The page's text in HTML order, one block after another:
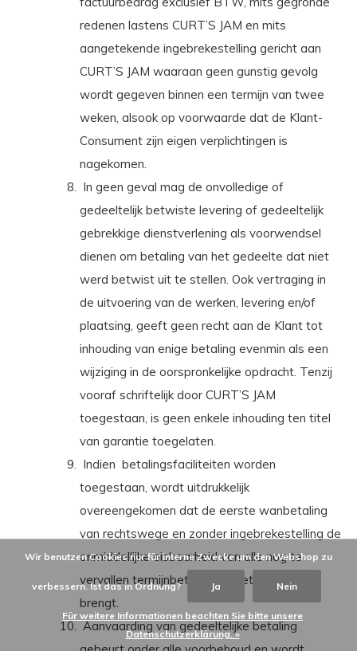
redenen lastens CURT’S JAM en mits
aangetekende ingebrekestelling gericht aan
CURT’S JAM waaraan geen gunstig gevolg
wordt gegeven binnen een termijn van twee
weken, alsook op voorwaarde dat de Klant-
Consument zijn eigen verplichtingen is
nagekomen.
In geen geval mag de onvolledige of
gedeeltelijk betwiste levering of gedeeltelijk
gebrekkige dienstverlening als voorwendsel
dienen om betaling van het gedeelte dat niet
werd betwist uit te stellen. Ook vertraging in
de uitvoering van de werken, levering en/of
plaatsing, geeft geen recht aan de Klant tot
inhouding van enige betaling evenmin als een
wijziging in de oorspronkelijke opdracht. Tenzij
vooraf schriftelijk door CURT’S JAM
toegestaan, is geen enkele inhouding ten titel
van garantie toegelaten.
Indien betalingsfaciliteiten worden
toegestaan, wordt uitdrukkelijk
overeengekomen dat de eerste wanbetaling
van rechtswege en zonder ingebrekestelling de
onmiddellijke eisbaarheid van alle nog te
vervallen termijnbetalingen met zich mee
brengt.
Aanvaarding van gedeeltelijke betaling
Wir benutzen Cookies nur für interne Zwecke um den Webshop zu
verbessern. Ist das in Ordnung? Ja Nein
Für weitere Informationen beachten Sie bitte unsere
Datenschutzerklärung. »